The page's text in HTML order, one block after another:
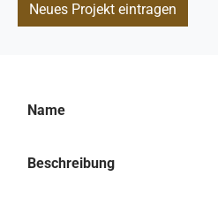
Neues Projekt eintragen
Name
Beschreibung